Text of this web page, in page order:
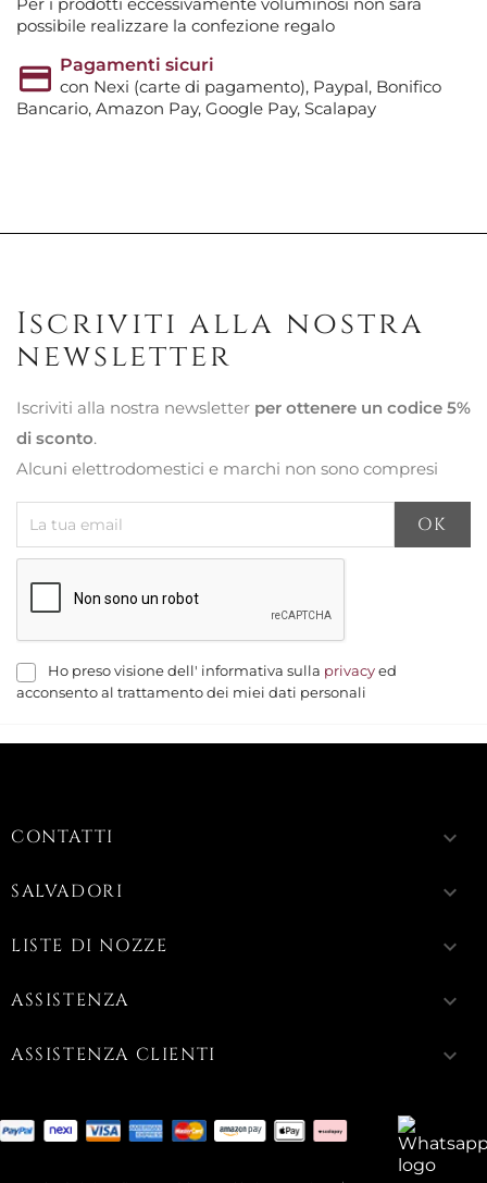
possibile realizzare la confezione regalo
Pagamenti sicuri
con Nexi (carte di pagamento), Paypal, Bonifico
Bancario, Amazon Pay, Google Pay, Scalapay
Iscriviti alla nostra
newsletter
Iscriviti alla nostra newsletter per ottenere un codice 5%
di sconto.
Alcuni elettrodomestici e marchi non sono compresi
Ho preso visione dell' informativa sulla privacy ed
acconsento al trattamento dei miei dati personali
CONTATTI keyboard_arrow_down
SALVADORI keyboard_arrow_down
LISTE DI NOZZE keyboard_arrow_down
ASSISTENZA keyboard_arrow_down
ASSISTENZA CLIENTI keyboard_arrow_down